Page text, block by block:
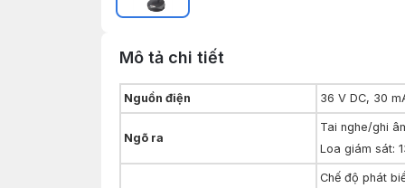
Mô tả chi tiết
Nguồn điện 36 V DC, 30
Ngõ ra
Tai nghe/ghi
Loa giám sát:
Chế độ phát